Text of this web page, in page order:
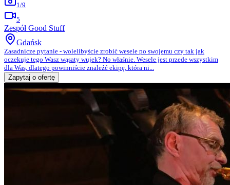
1 /9
5
Zespół Good Stuff
Gdańsk
Zasadnicze pytanie - wolelibyście zrobić wesele po swojemu czy tak jak
oczekuje tego Wasz wąsaty wujek? No właśnie. Wesele jest przede wszystkim
dla Was, dlatego powinniście znaleźć ekipę, która ni...
Zapytaj o ofertę